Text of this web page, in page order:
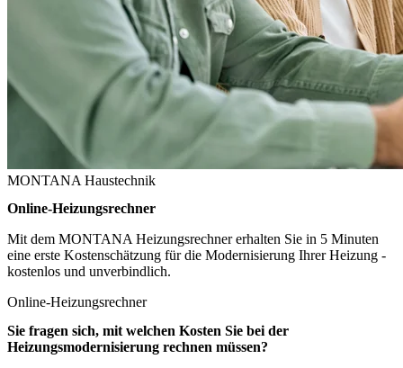
MONTANA Haustechnik
Online-Heizungsrechner
Mit dem MONTANA Heizungsrechner erhalten Sie in 5 Minuten
eine erste Kostenschätzung für die Modernisierung Ihrer Heizung -
kostenlos und unverbindlich.
Online-Heizungsrechner
Sie fragen sich, mit welchen Kosten Sie bei der
Heizungsmodernisierung rechnen müssen?